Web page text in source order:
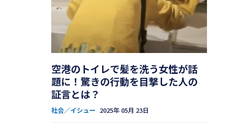
空港のトイレで髪を洗う女性が話
題に！驚きの行動を目撃した人の
証言とは？
社会／イシュー 2025年 05月 23日